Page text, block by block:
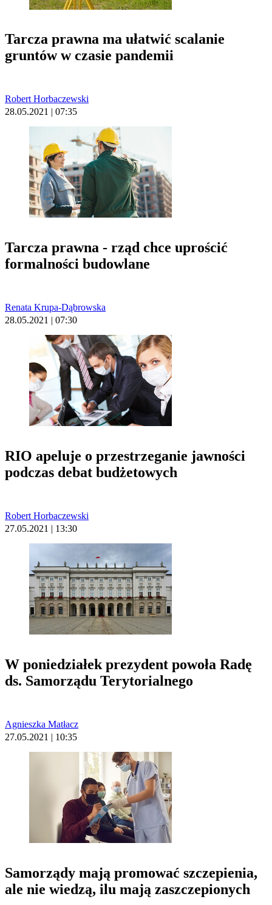
Tarcza prawna ma ułatwić scalanie
gruntów w czasie pandemii
Robert Horbaczewski
28.05.2021 | 07:35
Tarcza prawna - rząd chce uprościć
formalności budowlane
Renata Krupa-Dąbrowska
28.05.2021 | 07:30
RIO apeluje o przestrzeganie jawności
podczas debat budżetowych
Robert Horbaczewski
27.05.2021 | 13:30
W poniedziałek prezydent powoła Radę
ds. Samorządu Terytorialnego
Agnieszka Matłacz
27.05.2021 | 10:35
Samorządy mają promować szczepienia,
ale nie wiedzą, ilu mają zaszczepionych